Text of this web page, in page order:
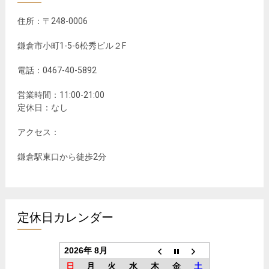
住所：〒248-0006
鎌倉市小町1-5-6松秀ビル２F
電話：0467-40-5892
営業時間：11:00-21:00
定休日：なし
アクセス：
鎌倉駅東口から徒歩2分
定休日カレンダー
2026年 8月
日
月 火 水 木 金 土